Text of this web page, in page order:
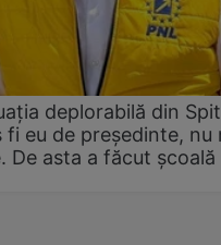
deplorabilă din
fi eu de președinte, nu
De asta a făcut școală